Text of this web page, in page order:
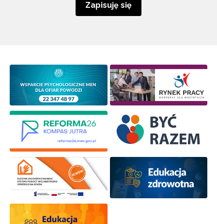
Zapisuję się